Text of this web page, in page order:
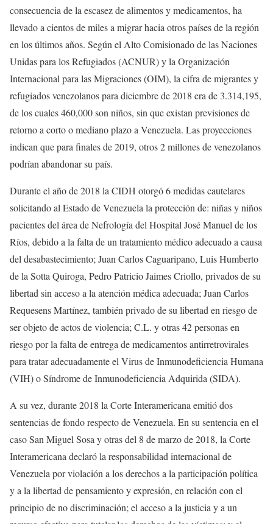
consecuencia de la escasez de alimentos y medicamentos, ha
llevado a cientos de miles a migrar hacia otros países de la región
en los últimos años. Según el Alto Comisionado de las Naciones
Unidas para los Refugiados (ACNUR) y la Organización
Internacional para las Migraciones (OIM), la cifra de migrantes y
refugiados venezolanos para diciembre de 2018 era de 3.314,195,
de los cuales 460,000 son niños, sin que existan previsiones de
retorno a corto o mediano plazo a Venezuela. Las proyecciones
indican que para finales de 2019, otros 2 millones de venezolanos
podrían abandonar su país.
Durante el año de 2018 la CIDH otorgó 6 medidas cautelares
solicitando al Estado de Venezuela la protección de: niñas y niños
pacientes del área de Nefrología del Hospital José Manuel de los
Ríos, debido a la falta de un tratamiento médico adecuado a causa
del desabastecimiento; Juan Carlos Caguaripano, Luis Humberto
de la Sotta Quiroga, Pedro Patricio Jaimes Criollo, privados de su
libertad sin acceso a la atención médica adecuada; Juan Carlos
Requesens Martínez, también privado de su libertad en riesgo de
ser objeto de actos de violencia; C.L. y otras 42 personas en
riesgo por la falta de entrega de medicamentos antirretrovirales
para tratar adecuadamente el Virus de Inmunodeficiencia Humana
(VIH) o Síndrome de Inmunodeficiencia Adquirida (SIDA).
A su vez, durante 2018 la Corte Interamericana emitió dos
sentencias de fondo respecto de Venezuela. En su sentencia en el
caso San Miguel Sosa y otras del 8 de marzo de 2018, la Corte
Interamericana declaró la responsabilidad internacional de
Venezuela por violación a los derechos a la participación política
y a la libertad de pensamiento y expresión, en relación con el
principio de no discriminación; el acceso a la justicia y a un